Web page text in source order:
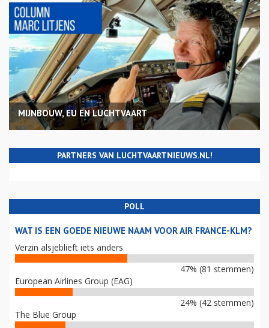
MIJNBOUW, EU EN LUCHTVAART
PARTNERS VAN LUCHTVAARTNIEUWS.NL!
POLL
WAT IS EEN GOEDE NIEUWE NAAM VOOR AIR FRANCE-KLM?
Verzin alsjeblieft iets anders
47% (81 stemmen)
European Airlines Group (EAG)
24% (42 stemmen)
The Blue Group